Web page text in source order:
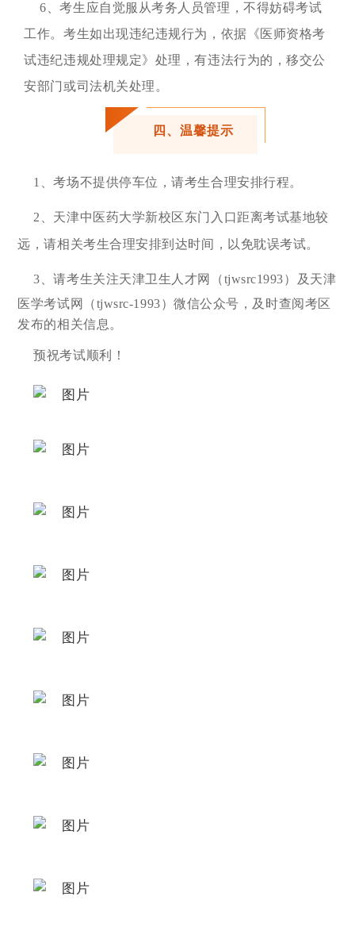
6、考生应自觉服从考务人员管理，不得妨碍考试
工作。考生如出现违纪违规行为，依据《医师资格考
试违纪违规处理规定》处理，有违法行为的，移交公
安部门或司法机关处理。
四、温馨提示
1、考场不提供停车位，请考生合理安排行程。
2、天津中医药大学新校区东门入口距离考试基地较
远，请相关考生合理安排到达时间，以免耽误考试。
3、请考生关注天津卫生人才网
（tjwsrc1993）及天津
医学考试网（tjwsrc-1993）微信公众号，及时查阅考区
发布的相关信息。
预祝考试顺利！